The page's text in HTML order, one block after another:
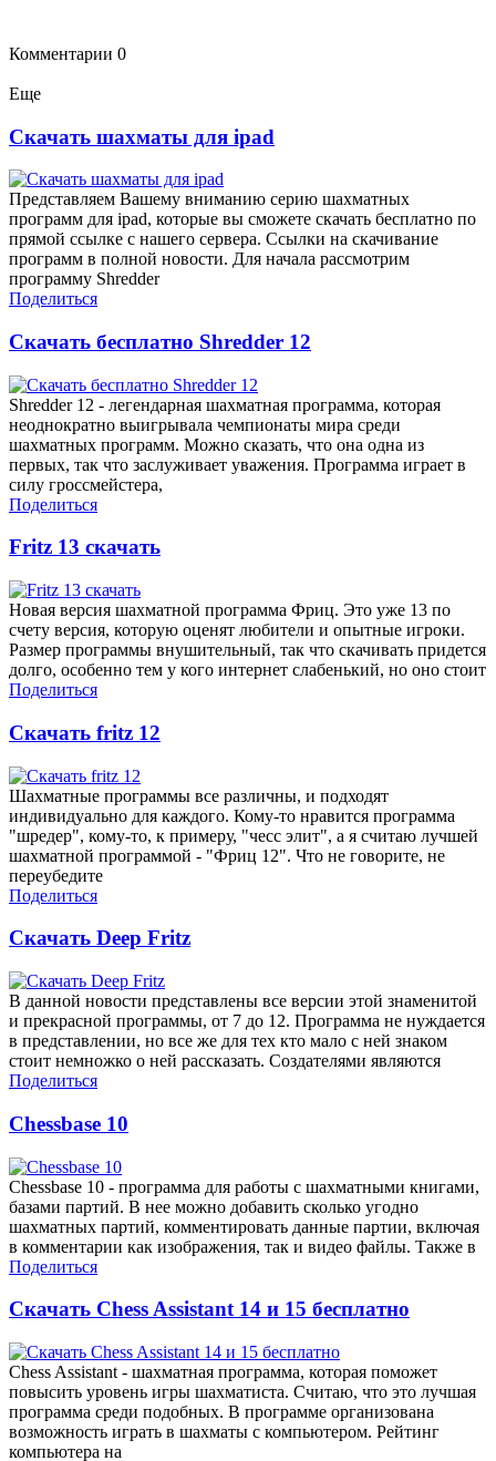
Комментарии 0
Еще
Скачать шахматы для ipad
Представляем Вашему вниманию серию шахматных
программ для ipad, которые вы сможете скачать бесплатно по
прямой ссылке с нашего сервера. Ссылки на скачивание
программ в полной новости. Для начала рассмотрим
программу Shredder
Поделиться
Скачать бесплатно Shredder 12
Shredder 12 - легендарная шахматная программа, которая
неоднократно выигрывала чемпионаты мира среди
шахматных программ. Можно сказать, что она одна из
первых, так что заслуживает уважения. Программа играет в
силу гроссмейстера,
Поделиться
Fritz 13 скачать
Новая версия шахматной программа Фриц. Это уже 13 по
счету версия, которую оценят любители и опытные игроки.
Размер программы внушительный, так что скачивать придется
долго, особенно тем у кого интернет слабенький, но оно стоит
Поделиться
Скачать fritz 12
Шахматные программы все различны, и подходят
индивидуально для каждого. Кому-то нравится программа
"шредер", кому-то, к примеру, "чесс элит", а я считаю лучшей
шахматной программой - "Фриц 12". Что не говорите, не
переубедите
Поделиться
Скачать Deep Fritz
В данной новости представлены все версии этой знаменитой
и прекрасной программы, от 7 до 12. Программа не нуждается
в представлении, но все же для тех кто мало с ней знаком
стоит немножко о ней рассказать. Создателями являются
Поделиться
Chessbase 10
Chessbase 10 - программа для работы с шахматными книгами,
базами партий. В нее можно добавить сколько угодно
шахматных партий, комментировать данные партии, включая
в комментарии как изображения, так и видео файлы. Также в
Поделиться
Скачать Chess Assistant 14 и 15 бесплатно
Chess Assistant - шахматная программа, которая поможет
повысить уровень игры шахматиста. Считаю, что это лучшая
программа среди подобных. В программе организована
возможность играть в шахматы с компьютером. Рейтинг
компьютера на